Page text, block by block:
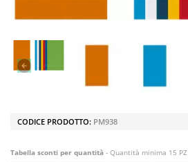
CODICE PRODOTTO: PM938
Tabella sconti per quantità - Quantità minima 15 PZ